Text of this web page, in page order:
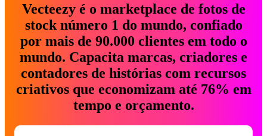
Vecteezy é o marketplace de fotos de
stock número 1 do mundo, confiado
por mais de 90.000 clientes em todo o
mundo. Capacita marcas, criadores e
contadores de histórias com recursos
criativos que economizam até 76% em
tempo e orçamento.